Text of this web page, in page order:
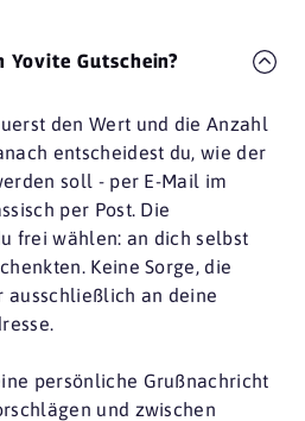
Yovite Gutschein?
den Wert und die Anzahl
entscheidest du, wie der
soll - per E-Mail im
per Post. Die
frei wählen: an dich selbst
Keine Sorge, die
ausschließlich an deine
persönliche Grußnachricht
und zwischen